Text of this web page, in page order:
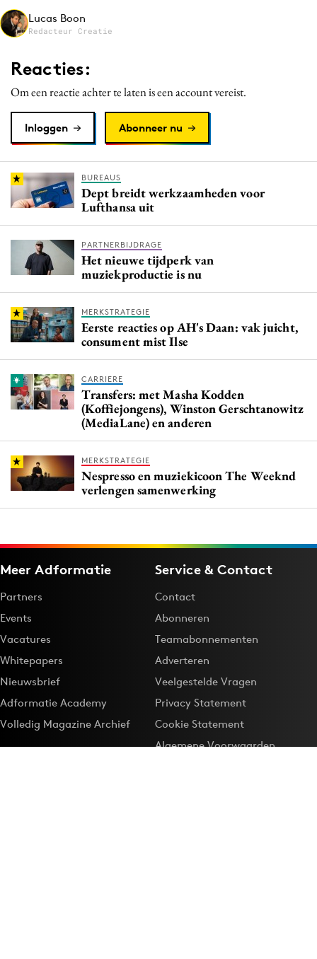
Media
PR
Programmatic
Purpose Marketing
Reputatie & crisis
Lucas Boon
Redacteur Creatie
Reacties:
Om een reactie achter te laten is een account vereist.
Inloggen Abonneer nu
BUREAUS
Dept breidt werkzaamheden voor
Lufthansa uit
PARTNERBIJDRAGE
Het nieuwe tijdperk van
muziekproductie is nu
MERKSTRATEGIE
Eerste reacties op AH's Daan: vak juicht,
consument mist Ilse
CARRIERE
Transfers: met Masha Kodden
(Koffiejongens), Winston Gerschtanowitz
(MediaLane) en anderen
MERKSTRATEGIE
Nespresso en muziekicoon The Weeknd
verlengen samenwerking
Meer Adformatie
Partners
Events
Vacatures
Whitepapers
Nieuwsbrief
Adformatie Academy
Volledig Magazine Archief
Service & Contact
Contact
Abonneren
Teamabonnementen
Adverteren
Veelgestelde Vragen
Privacy Statement
Cookie Statement
Algemene Voorwaarden